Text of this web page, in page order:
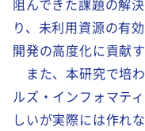
阻んできた課題の解
り、未利用資源の有効
開発の高度化に貢献
また、本研究で培
ルズ・インフォマテ
しいが実際には作れ